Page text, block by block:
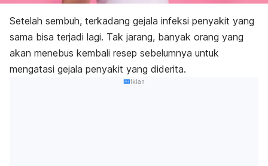
Setelah sembuh, terkadang gejala infeksi penyakit yang
sama bisa terjadi lagi. Tak jarang, banyak orang yang
akan menebus kembali resep sebelumnya untuk
mengatasi gejala penyakit yang diderita.
Iklan